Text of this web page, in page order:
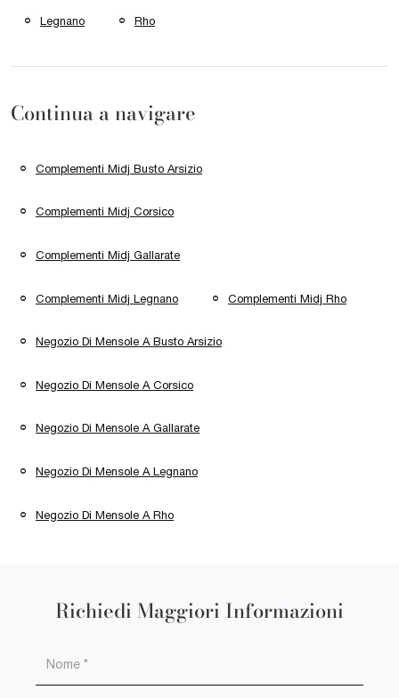
Legnano Rho
Continua a navigare
Complementi Midj Busto Arsizio
Complementi Midj Corsico
Complementi Midj Gallarate
Complementi Midj Legnano Complementi Midj Rho
Negozio Di Mensole A Busto Arsizio
Negozio Di Mensole A Corsico
Negozio Di Mensole A Gallarate
Negozio Di Mensole A Legnano
Negozio Di Mensole A Rho
Richiedi Maggiori Informazioni